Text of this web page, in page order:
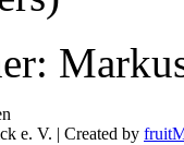
e. V. | Created by